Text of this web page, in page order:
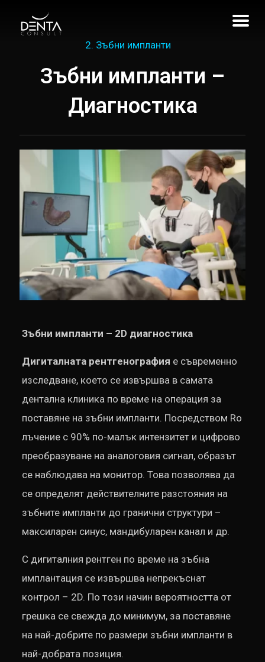
2. Зъбни импланти
Зъбни импланти –
Диагностика
Зъбни импланти – 2D диагностика
Дигиталната рентгенография е съвременно
изследване, което се извършва в самата
дентална клиника по време на операция за
поставяне на зъбни импланти. Посредством Ro
лъчение с 90% по-малък интензитет и цифрово
преобразуване на аналоговия сигнал, образът
се наблюдава на монитор. Това позволява да
се определят действителните разстояния на
зъбните импланти до гранични структури –
максиларен синус, мандибуларен канал и др.
С дигиталния рентген по време на зъбна
имплантация се извършва непрекъснат
контрол – 2D. По този начин вероятността от
грешка се свежда до минимум, за поставяне
на най-добрите по размери зъбни импланти в
най-добрата позиция.